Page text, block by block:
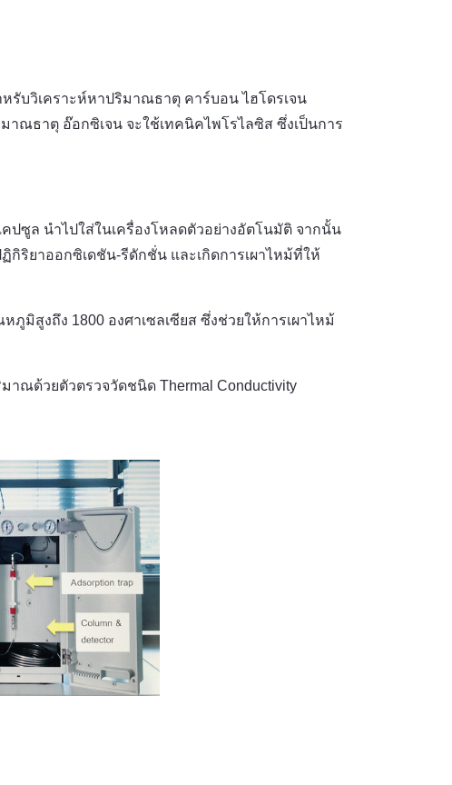
หรับวิเคราะห์หาปริมาณธาตุ คาร์บอน ไฮโดรเจน
าณธาตุ อ๊อกซิเจน จะใช้เทคนิคไพโรไลซิส ซึ่งเป็นการ
ซูล นำไปใส่ในเครื่องโหลดตัวอย่างอัตโนมัติ จากนั้น
ริยาออกซิเดชัน-รีดักชั่น และเกิดการเผาไหม้ที่ให้
มิสูงถึง 1800 องศาเซลเซียส ซึ่งช่วยให้การเผาไหม้
ณด้วยตัวตรวจวัดชนิด Thermal Conductivity